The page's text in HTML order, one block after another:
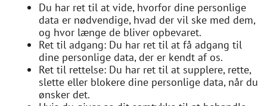
Du har ret til at vide, hvorfor dine personlige
data er nødvendige, hvad der vil ske med dem,
og hvor længe de bliver opbevaret.
Ret til adgang: Du har ret til at få adgang til
dine personlige data, der er kendt af os.
Ret til rettelse: Du har ret til at supplere, rette,
slette eller blokere dine personlige data, når du
ønsker det.